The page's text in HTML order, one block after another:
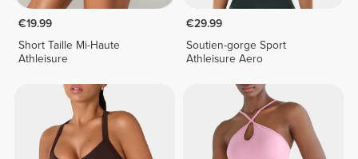
€19.99
Short Taille Mi-Haute
Athleisure
€29.99
Soutien-gorge Sport
Athleisure Aero